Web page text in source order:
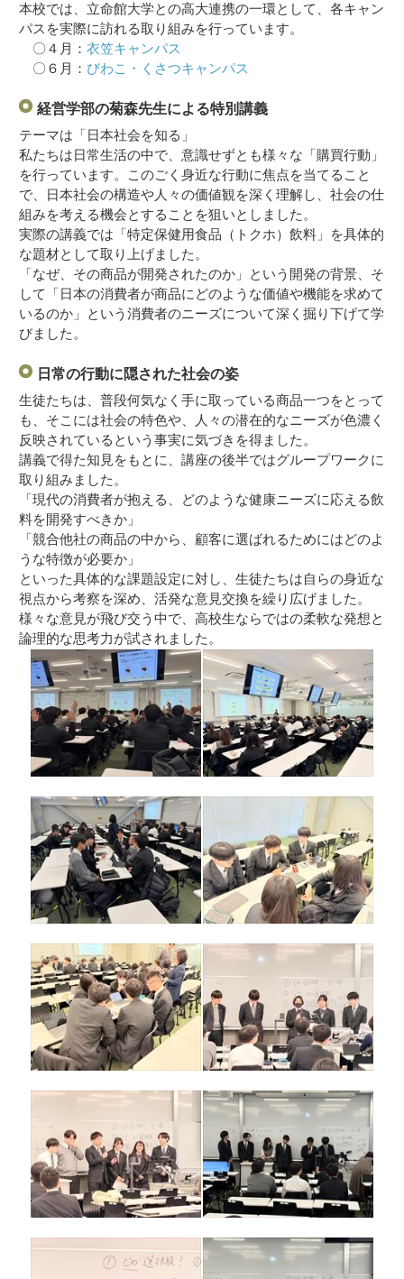
本校では、立命館大学との高大連携の一環として、各キャン
パスを実際に訪れる取り組みを行っています。
〇４月：衣笠キャンパス
〇６月：びわこ・くさつキャンパス
経営学部の菊森先生による特別講義
テーマは「日本社会を知る」
私たちは日常生活の中で、意識せずとも様々な「購買行動」
を行っています。このごく身近な行動に焦点を当てること
で、日本社会の構造や人々の価値観を深く理解し、社会の仕
組みを考える機会とすることを狙いとしました。
実際の講義では「特定保健用食品（トクホ）飲料」を具体的
な題材として取り上げました。
「なぜ、その商品が開発されたのか」という開発の背景、そ
して「日本の消費者が商品にどのような価値や機能を求めて
いるのか」という消費者のニーズについて深く掘り下げて学
びました。
日常の行動に隠された社会の姿
生徒たちは、普段何気なく手に取っている商品一つをとって
も、そこには社会の特色や、人々の潜在的なニーズが色濃く
反映されているという事実に気づきを得ました。
講義で得た知見をもとに、講座の後半ではグループワークに
取り組みました。
「現代の消費者が抱える、どのような健康ニーズに応える飲
料を開発すべきか」
「競合他社の商品の中から、顧客に選ばれるためにはどのよ
うな特徴が必要か」
といった具体的な課題設定に対し、生徒たちは自らの身近な
視点から考察を深め、活発な意見交換を繰り広げました。
様々な意見が飛び交う中で、高校生ならではの柔軟な発想と
論理的な思考力が試されました。